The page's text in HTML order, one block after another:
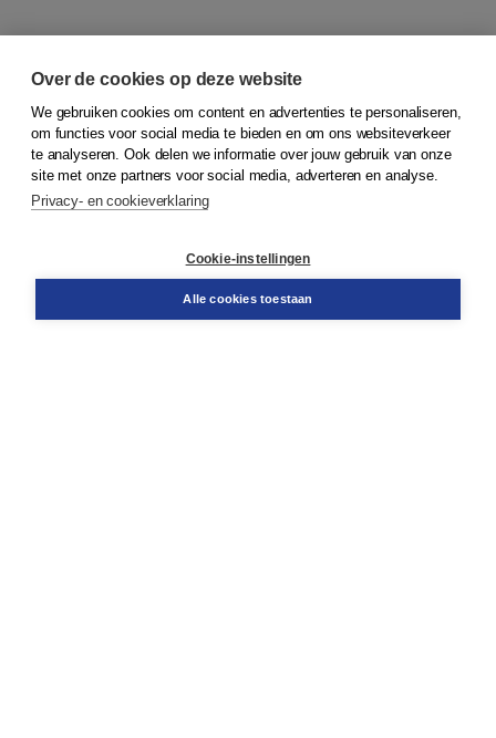
© 2026Koninklijke Boom uitgevers
Bestellen
Over de cookies op deze website
We gebruiken cookies om content en advertenties te personaliseren,
om functies voor social media te bieden en om ons websiteverkeer
te analyseren. Ook delen we informatie over jouw gebruik van onze
site met onze partners voor social media, adverteren en analyse.
Privacy- en cookieverklaring
Cookie-instellingen
Alle cookies toestaan